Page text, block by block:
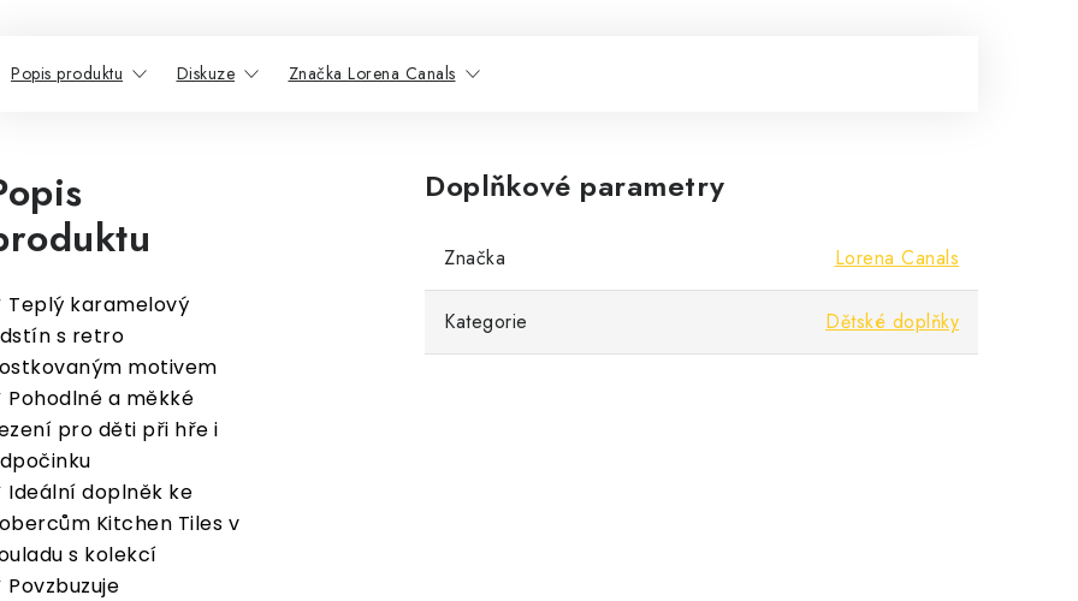
Popis produktu Diskuze Značka Lorena Canals
Teplý karamelový
s retro
motivem
Pohodlné a měkké
pro děti při hře i
Ideální doplněk ke
Kitchen Tiles v
s kolekcí
Povzbuzuje
Doplňkové parametry
Značka Lorena Canals
Kategorie Dětské doplňky